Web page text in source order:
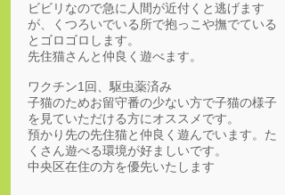
ビビリなので急に人間が近付くと逃げます
が、くつろいでいる所で抱っこや撫でている
とゴロゴロします。
先住猫さんと仲良く遊べます。
ワクチン1回、駆虫薬済み
子猫のためお留守番の少ない方で子猫の様子
を見ていただける方にオススメです。
預かり先の先住猫と仲良く遊んでいます。た
くさん遊べる環境が好ましいです。
中央区在住の方を優先いたします